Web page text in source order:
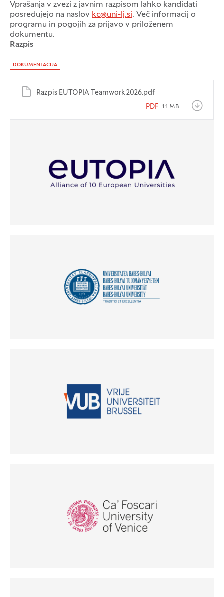
Vprašanja v zvezi z javnim razpisom lahko kandidati
posredujejo na naslov kc@uni-lj.si. Več informacij o
programu in pogojih za prijavo v priloženem
dokumentu.
Dokumenti
Razpis
DOKUMENTACIJA
Razpis EUTOPIA Teamwork 2026.pdf
PDF 1.1 MB